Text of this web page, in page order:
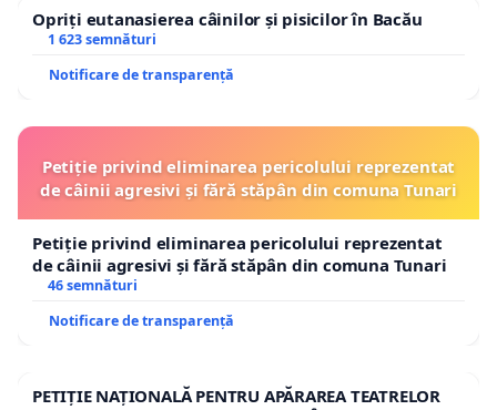
Opriți eutanasierea câinilor și pisicilor în Bacău
1 623 semnături
Notificare de transparență
Petiție privind eliminarea pericolului reprezentat
de câinii agresivi și fără stăpân din comuna Tunari
Petiție privind eliminarea pericolului reprezentat
de câinii agresivi și fără stăpân din comuna Tunari
46 semnături
Notificare de transparență
PETIȚIE NAȚIONALĂ PENTRU APĂRAREA TEATRELOR